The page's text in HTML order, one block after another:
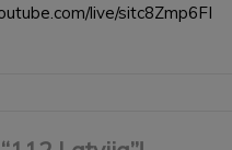
live/sitc8Zmp6FI